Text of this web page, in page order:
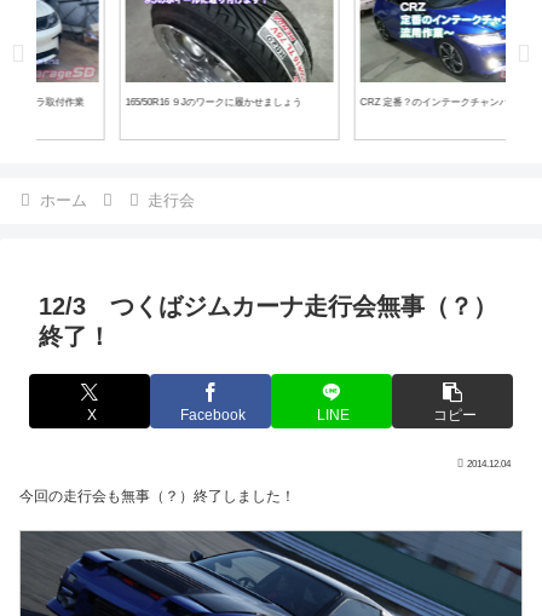
165/50R16 ９Jのワークに履かせましょう CRZ 定番？のインテークチャンバー流用
ホーム 走行会
12/3 つくばジムカーナ走行会無事（？）
終了！
X Facebook LINE コピー
2014.12.04
今回の走行会も無事（？）終了しました！